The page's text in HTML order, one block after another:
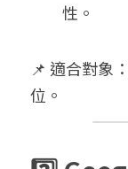
性。
📌 適合對象
位。